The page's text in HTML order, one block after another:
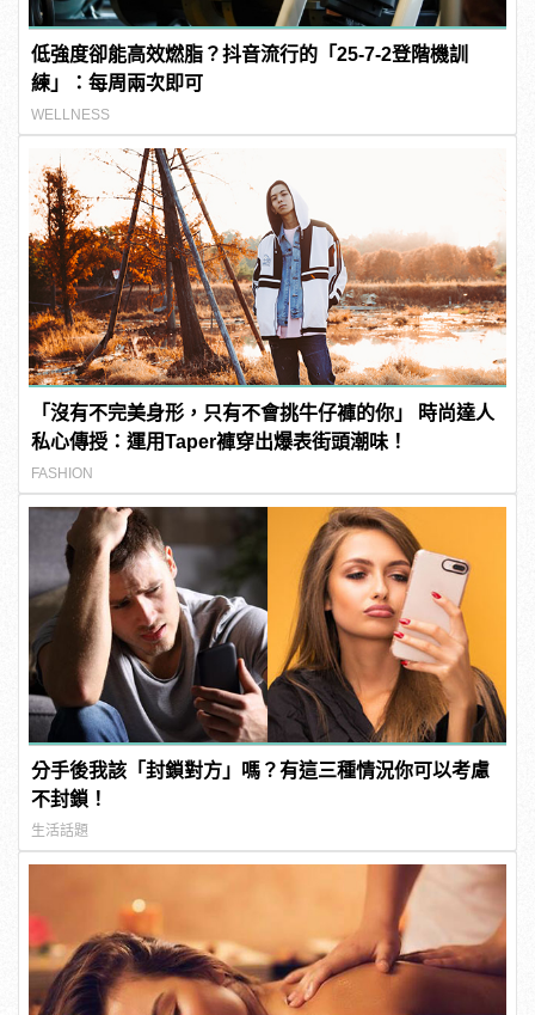
低強度卻能高效燃脂？抖音流行的「25-7-2登階機訓
練」：每周兩次即可
WELLNESS
「沒有不完美身形，只有不會挑牛仔褲的你」 時尚達人
私心傳授：運用Taper褲穿出爆表街頭潮味！
FASHION
分手後我該「封鎖對方」嗎？有這三種情況你可以考慮
不封鎖！
生活話題